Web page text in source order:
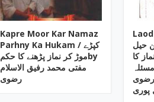
Kapre Moor Kar Namaz
Parhny Ka Hukam / کپڑے
موڑ کر نماز پڑھنے کا حکمby
مفتی محمد رفیق الاسلام
رضوی
حیل
کا
مسئلہby عبد الباقی
رضوی
پوری